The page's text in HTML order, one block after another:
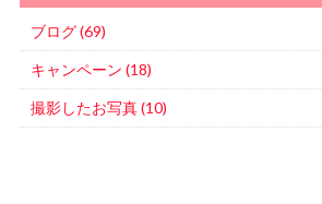
ブログ (69)
キャンペーン (18)
撮影したお写真 (10)